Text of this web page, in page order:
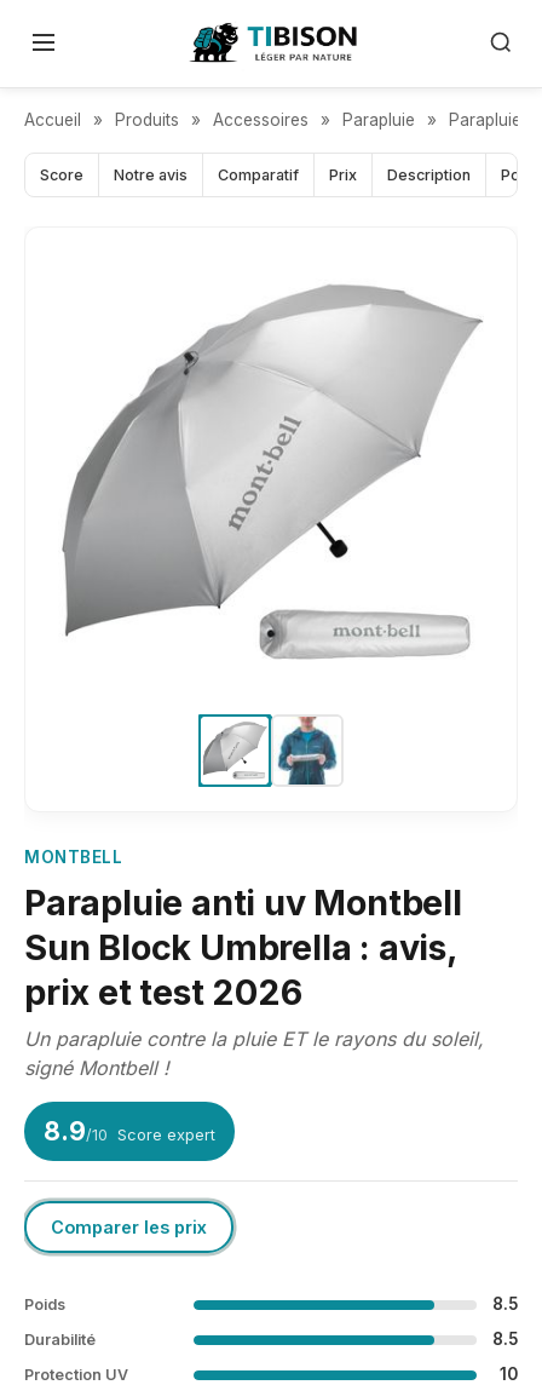
Accueil » Produits » Accessoires » Parapluie » Parapluie
Score Notre avis Comparatif Prix Description Pour
PROTECTION UV MAXIMALE
MONTBELL
Parapluie anti uv Montbell
Sun Block Umbrella : avis,
prix et test 2026
Un parapluie contre la pluie ET le rayons du soleil,
signé Montbell !
8.9/10 Score expert
Comparer les prix
Poids 8.5
Durabilité 8.5
Protection UV 10